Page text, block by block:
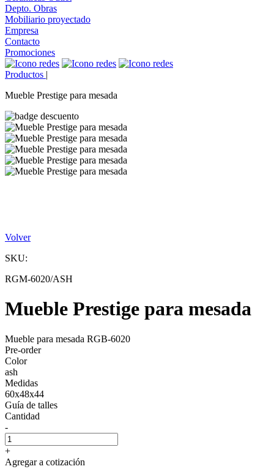
Depto. Obras
Mobiliario proyectado
Empresa
Contacto
Promociones
Productos |
Mueble Prestige para mesada
Volver
SKU:
RGM-6020/ASH
Mueble Prestige para mesada
Mueble para mesada RGB-6020
Pre-order
Color
ash
Medidas
60x48x44
Guía de talles
Cantidad
-
+
Agregar a cotización